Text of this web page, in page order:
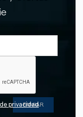
privacidad